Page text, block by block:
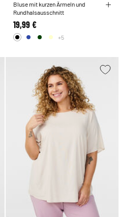
Bluse mit kurzen Ärmeln und
Rundhalsausschnitt
19,99 €
+5